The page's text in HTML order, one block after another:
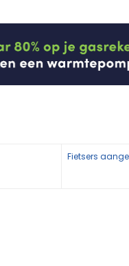
Fietsers